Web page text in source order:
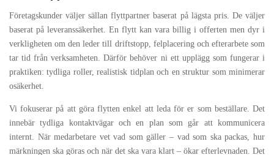
Företagskunder väljer sällan flyttpartner baserat på lägsta pris. De väljer
baserat på leveranssäkerhet. En flytt kan vara billig i offerten men dyr i
verkligheten om den leder till driftstopp, felplacering och efterarbete som
tar tid från verksamheten. Därför behöver ni ett upplägg som fungerar i
praktiken: tydliga roller, realistisk tidplan och en struktur som minimerar
osäkerhet.
Vi fokuserar på att göra flytten enkel att leda för er som beställare. Det
innebär tydliga kontaktvägar och en plan som går att kommunicera
internt. När medarbetare vet vad som gäller – vad som ska packas, hur
märkningen ska göras och när det ska vara klart – ökar efterlevnaden. Det